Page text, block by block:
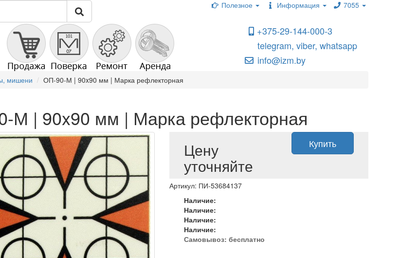
Полезное Информация 7055
+375-29-144-000-3
telegram, viber, whatsapp
info@izm.by
мишени ОП-90-М | 90x90 мм | Марка рефлекторная
М | 90x90 мм | Марка рефлекторная
Цену
уточняйте
Купить
Артикул: ПИ-53684137
Наличие:
Наличие:
Наличие:
Наличие:
Самовывоз:бесплатно